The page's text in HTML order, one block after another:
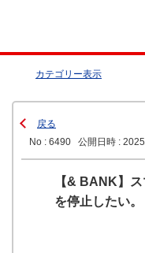
カテゴリー表示
戻る
No : 6490
公開日時 :
【& BANK】
を停止したい。